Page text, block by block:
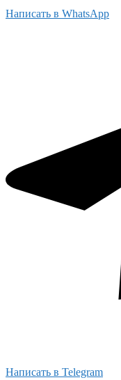
Написать в WhatsApp
Написать в Telegram